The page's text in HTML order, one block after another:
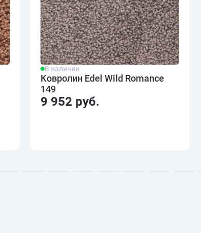
В наличии
Ковролин Edel Wild Romance
149
9 952 руб.